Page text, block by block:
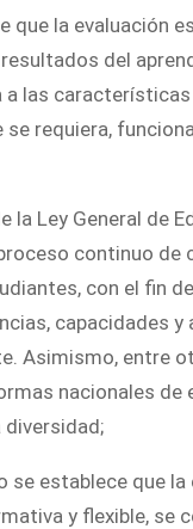
que la evaluación
del
las
requiera,
Ley General de
continuo
con el fin
capacidades
Asimismo, entre
nacionales de
diversidad;
establece que
y flexible, se